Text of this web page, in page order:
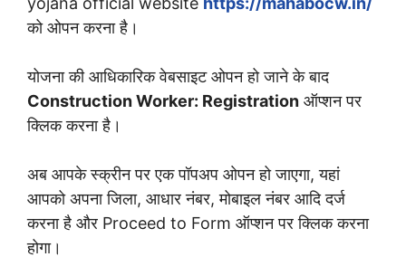
को ओपन करना है।
योजना की आधिकारिक वेबसाइट ओपन हो जाने के बाद
Construction Worker: Registration ऑप्शन पर
क्लिक करना है।
अब आपके स्क्रीन पर एक पॉपअप ओपन हो जाएगा, यहां
आपको अपना जिला, आधार नंबर, मोबाइल नंबर आदि दर्ज
करना है और Proceed to Form ऑप्शन पर क्लिक करना
होगा।